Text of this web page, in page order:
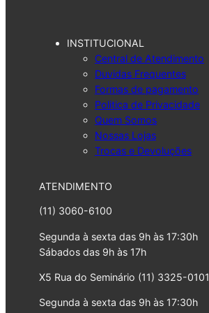
INSTITUCIONAL
Central de Atendimento
Duvidas Frequentes
Formas de pagamento
Politica de Privacidade
Quem Somos
Nossas Lojas
Trocas e Devoluções
ATENDIMENTO
(11) 3060-6100
Segunda à sexta das 9h às 17:30h
Sábados das 9h às 17h
X5 Rua do Seminário (11) 3325-0101
Segunda à sexta das 9h às 17:30h